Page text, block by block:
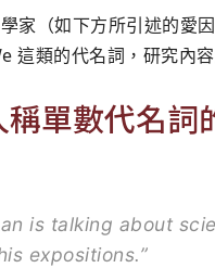
家（如下方所引述的愛
這類的代名詞，研究內
單數代名詞
is talking about
expositions.”